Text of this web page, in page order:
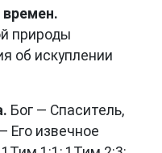
природы
об искуплении
Бог — Спаситель,
Его извечное